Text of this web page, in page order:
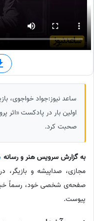
ساعد نیوز:جواد خواجوی،
اولین بار در پادکست «اثر
صحبت کرد.
به گزارش سرویس هنر و رسانه
مجازی، صداپیشه و بازیگر،
صفحه‌ی شخصی خود، رسماً خبر
پیوست.